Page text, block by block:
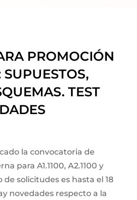
PROMOCIÓN
TEST
la convocatoria de
para A1.1100, A2.1100 y
de solicitudes es hasta el 18
novedades respecto a la